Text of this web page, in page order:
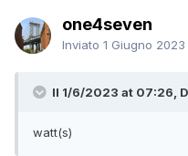
one4seven
Inviato 1 Giugno 2023
Il 1/6/2023 at 07:26,
watt(s)